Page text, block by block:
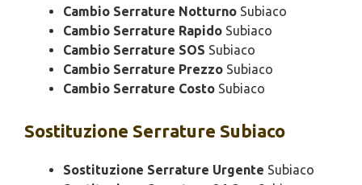
Cambio Serrature Notturno Subiaco
Cambio Serrature Rapido Subiaco
Cambio Serrature SOS Subiaco
Cambio Serrature Prezzo Subiaco
Cambio Serrature Costo Subiaco
Sostituzione Serrature Subiaco
Sostituzione Serrature Urgente Subiaco